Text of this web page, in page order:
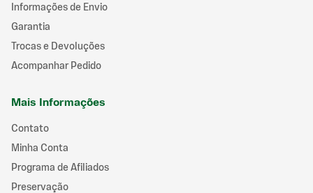
Informações de Envio
Garantia
Trocas e Devoluções
Acompanhar Pedido
Mais Informações
Contato
Minha Conta
Programa de Afiliados
Preservação